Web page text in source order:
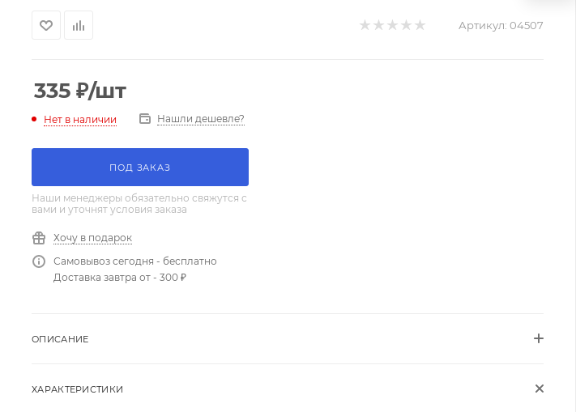
Артикул: 04507
335 ₽/шт
Нет в наличии Нашли дешевле?
ПОД ЗАКАЗ
Наши менеджеры обязательно свяжутся с
вами и уточнят условия заказа
Хочу в подарок
Самовывоз сегодня - бесплатно
Доставка завтра от - 300 ₽
ОПИСАНИЕ
ХАРАКТЕРИСТИКИ